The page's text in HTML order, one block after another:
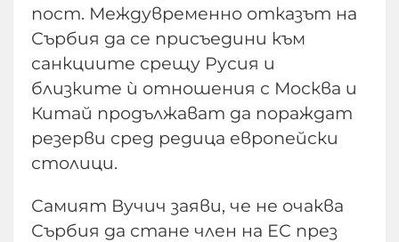
пост. Междувременно отказът на
Сърбия да се присъедини към
санкциите срещу Русия и
близките ѝ отношения с Москва и
Китай продължават да пораждат
резерви сред редица европейски
столици.
Самият Вучич заяви, че не очаква
Сърбия да стане член на ЕС през